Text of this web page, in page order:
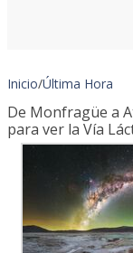
Inicio/Última Hora
De Monfragüe a
para ver la Vía